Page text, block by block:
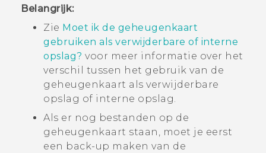
Belangrijk:
Zie Moet ik de geheugenkaart
gebruiken als verwijderbare of interne
opslag? voor meer informatie over het
verschil tussen het gebruik van de
geheugenkaart als verwijderbare
opslag of interne opslag.
Als er nog bestanden op de
geheugenkaart staan, moet je eerst
een back-up maken van de